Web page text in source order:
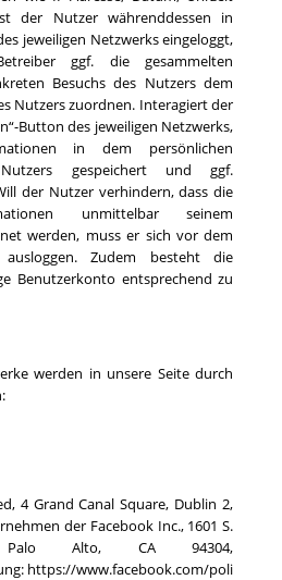
der Nutzer währenddessen in
jeweiligen Netzwerks eingeloggt,
ggf. die gesammelten
Besuchs des Nutzers dem
Nutzers zuordnen. Interagiert der
Button des jeweiligen Netzwerks,
in dem persönlichen
gespeichert und ggf.
der Nutzer verhindern, dass die
unmittelbar seinem
werden, muss er sich vor dem
Zudem besteht die
Benutzerkonto entsprechend zu
werden in unsere Seite durch
4 Grand Canal Square, Dublin 2,
der Facebook Inc., 1601 S.
Palo Alto, CA 94304,
https://www.facebook.com/poli